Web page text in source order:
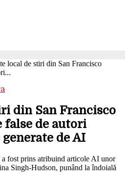
local de stiri din San Francisco
din San Francisco
false de autori
de AI
fost prins atribuind articole AI unor
Singh-Hudson, punând la îndoială